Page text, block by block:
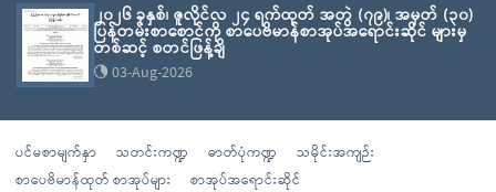
၂၀၂၆ ခုနှစ်၊ ဇူလိုင်လ ၂၄ ရက်ထုတ် အတွဲ (၇၉)၊ အမှတ် (၃၀)
ပြန်တမ်းစာစောင်ကို စာပေဗိမာန်စာအုပ်အရောင်းဆိုင် များမှ
တစ်ဆင့် စတင်ဖြန့်ချိ
03-Aug-2026
ပင်မစာမျက်နှာ သတင်းကဏ္ဍ ဓာတ်ပုံကဏ္ဍ
သမိုင်းအကျဉ်း
စာပေဗိမာန်ထုတ် စာအုပ်များ
စာအုပ်အရောင်းဆိုင်